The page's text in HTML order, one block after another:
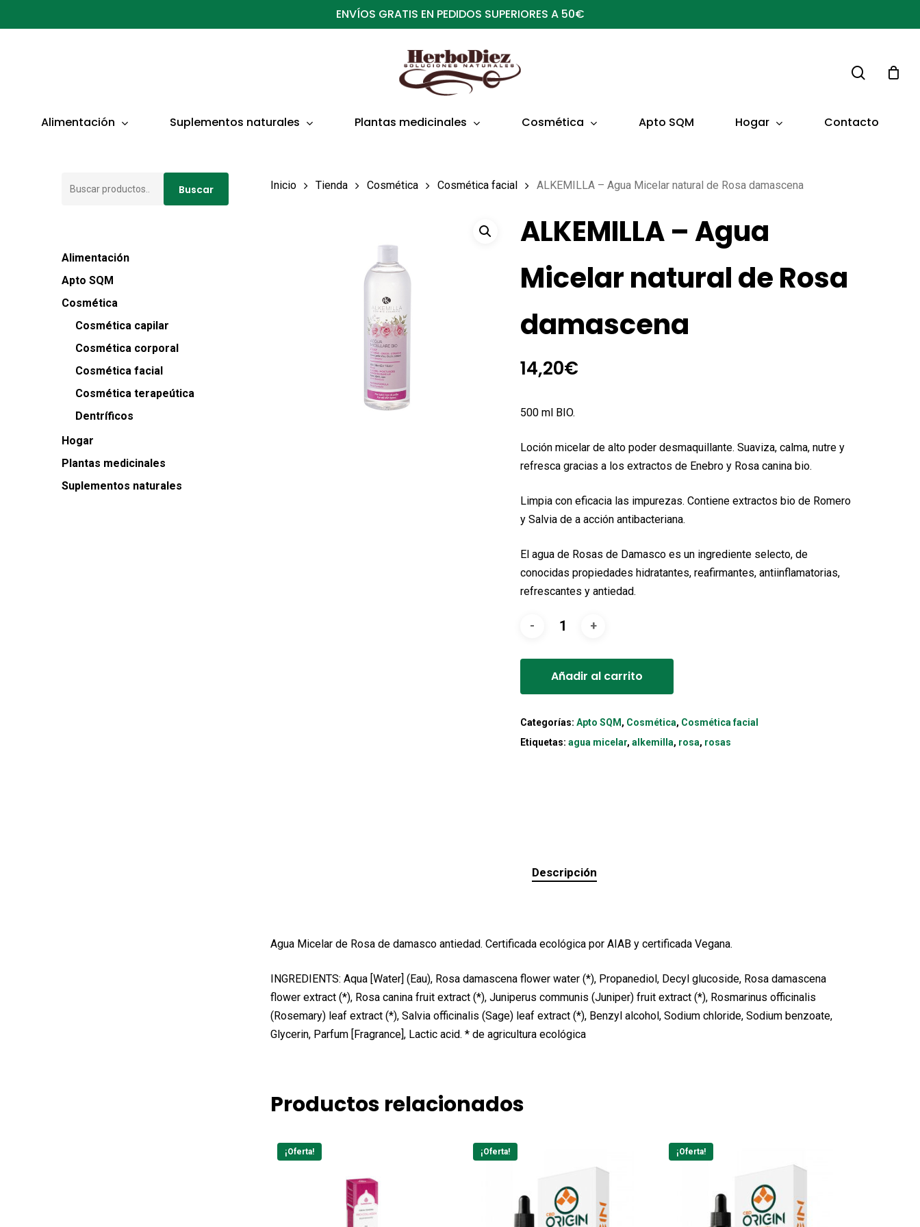
al
ENVÍOS GRATIS EN PEDIDOS SUPERIORES A 50€
Presionar ENTER para buscar o ESC para cerrar
Alimentación Suplementos naturales Plantas medicinales Cosmética Apto SQM Hogar Contacto
Buscar
Alimentación
Apto SQM
Cosmética
Cosmética capilar
Cosmética corporal
Cosmética facial
Cosmética terapeútica
Dentríficos
Hogar
Plantas medicinales
Suplementos naturales
Inicio Tienda Cosmética Cosmética facial ALKEMILLA – Agua Micelar natural de Rosa damascena
ALKEMILLA – Agua
Micelar natural de Rosa
damascena
14,20€
500 ml BIO.
Loción micelar de alto poder desmaquillante. Suaviza, calma, nutre y
refresca gracias a los extractos de Enebro y Rosa canina bio.
Limpia con eficacia las impurezas. Contiene extractos bio de Romero
y Salvia de a acción antibacteriana.
El agua de Rosas de Damasco es un ingrediente selecto, de
conocidas propiedades hidratantes, reafirmantes, antiinflamatorias,
refrescantes y antiedad.
Añadir al carrito
Categorías:Apto SQM , Cosmética, Cosmética facial
Etiquetas:agua micelar,alkemilla, rosa, rosas
Descripción
Agua Micelar de Rosa de damasco antiedad. Certificada ecológica por AIAB y certificada Vegana.
INGREDIENTS: Aqua [Water] (Eau), Rosa damascena flower water (*), Propanediol, Decyl glucoside, Rosa damascena
flower extract (*), Rosa canina fruit extract (*), Juniperus communis (Juniper) fruit extract (*), Rosmarinus officinalis
(Rosemary) leaf extract (*), Salvia officinalis (Sage) leaf extract (*), Benzyl alcohol, Sodium chloride, Sodium benzoate,
Glycerin, Parfum [Fragrance], Lactic acid. * de agricultura ecológica
Productos relacionados
¡Oferta! ¡Oferta! ¡Oferta!